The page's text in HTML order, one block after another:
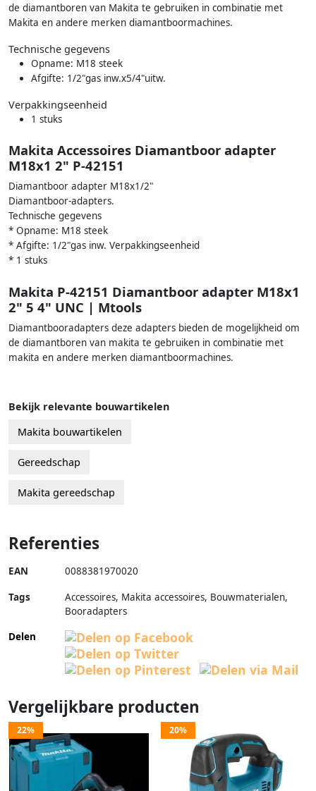
de diamantboren van Makita te gebruiken in combinatie met
Makita en andere merken diamantboormachines.
Technische gegevens
Opname: M18 steek
Afgifte: 1/2"gas inw.x5/4"uitw.
Verpakkingseenheid
1 stuks
Makita Accessoires Diamantboor adapter
M18x1 2" P-42151
Diamantboor adapter M18x1/2"
Diamantboor-adapters.
Technische gegevens
* Opname: M18 steek
* Afgifte: 1/2"gas inw. Verpakkingseenheid
* 1 stuks
Makita P-42151 Diamantboor adapter M18x1
2" 5 4" UNC | Mtools
Diamantbooradapters deze adapters bieden de mogelijkheid om
de diamantboren van makita te gebruiken in combinatie met
makita en andere merken diamantboormachines.
Bekijk relevante bouwartikelen
Makita bouwartikelen
Gereedschap
Makita gereedschap
Referenties
EAN 0088381970020
Tags
Accessoires, Makita accessoires, Bouwmaterialen,
Booradapters
Delen
Vergelijkbare producten
22% 20%